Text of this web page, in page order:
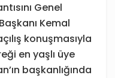
Genel
Kemal
konuşmasıyla
en yaşlı üye
başkanlığında